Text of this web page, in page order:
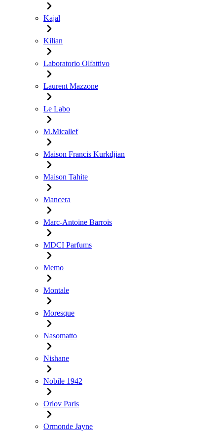
Kajal
Kilian
Laboratorio Olfattivo
Laurent Mazzone
Le Labo
M.Micallef
Maison Francis Kurkdjian
Maison Tahite
Mancera
Marc-Antoine Barrois
MDCI Parfums
Memo
Montale
Moresque
Nasomatto
Nishane
Nobile 1942
Orlov Paris
Ormonde Jayne